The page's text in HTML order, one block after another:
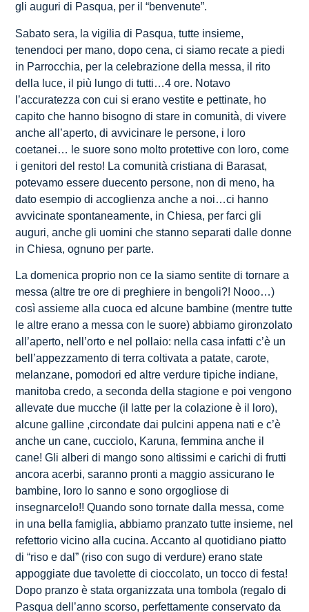
gli auguri di Pasqua, per il “benvenute”.
Sabato sera, la vigilia di Pasqua, tutte insieme,
tenendoci per mano, dopo cena, ci siamo recate a piedi
in Parrocchia, per la celebrazione della messa, il rito
della luce, il più lungo di tutti…4 ore. Notavo
l’accuratezza con cui si erano vestite e pettinate, ho
capito che hanno bisogno di stare in comunità, di vivere
anche all’aperto, di avvicinare le persone, i loro
coetanei… le suore sono molto protettive con loro, come
i genitori del resto! La comunità cristiana di Barasat,
potevamo essere duecento persone, non di meno, ha
dato esempio di accoglienza anche a noi…ci hanno
avvicinate spontaneamente, in Chiesa, per farci gli
auguri, anche gli uomini che stanno separati dalle donne
in Chiesa, ognuno per parte.
La domenica proprio non ce la siamo sentite di tornare a
messa (altre tre ore di preghiere in bengoli?! Nooo…)
così assieme alla cuoca ed alcune bambine (mentre tutte
le altre erano a messa con le suore) abbiamo gironzolato
all’aperto, nell’orto e nel pollaio: nella casa infatti c’è un
bell’appezzamento di terra coltivata a patate, carote,
melanzane, pomodori ed altre verdure tipiche indiane,
manitoba credo, a seconda della stagione e poi vengono
allevate due mucche (il latte per la colazione è il loro),
alcune galline ,circondate dai pulcini appena nati e c’è
anche un cane, cucciolo, Karuna, femmina anche il
cane! Gli alberi di mango sono altissimi e carichi di frutti
ancora acerbi, saranno pronti a maggio assicurano le
bambine, loro lo sanno e sono orgogliose di
insegnarcelo!! Quando sono tornate dalla messa, come
in una bella famiglia, abbiamo pranzato tutte insieme, nel
refettorio vicino alla cucina. Accanto al quotidiano piatto
di “riso e dal” (riso con sugo di verdure) erano state
appoggiate due tavolette di cioccolato, un tocco di festa!
Dopo pranzo è stata organizzata una tombola (regalo di
Pasqua dell’anno scorso, perfettamente conservato da